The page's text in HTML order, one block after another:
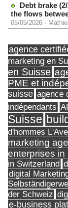
Debt brake
the flows
05/05/2026 -
agence
marketing en
en Suisse
PME et
suisse agence
indépendants
Suisse
d'hommes
marketing
enterprises in
in Switzerland
digital
der Schweiz
e-business